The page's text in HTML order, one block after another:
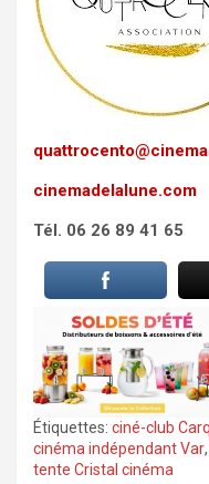
cinemadelalune.com
Tél. 06 26 89 41 65
Étiquettes: ciné-club
cinéma indépendant Var,
tente Cristal cinéma